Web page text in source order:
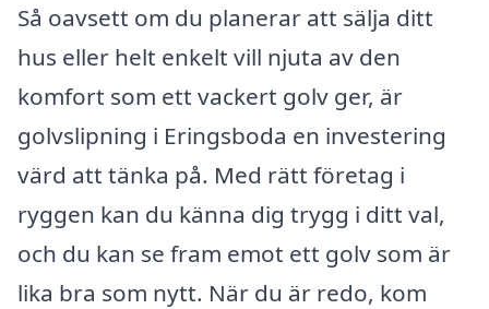
Så oavsett om du planerar att sälja ditt
hus eller helt enkelt vill njuta av den
komfort som ett vackert golv ger, är
golvslipning i Eringsboda en investering
värd att tänka på. Med rätt företag i
ryggen kan du känna dig trygg i ditt val,
och du kan se fram emot ett golv som är
lika bra som nytt. När du är redo, kom